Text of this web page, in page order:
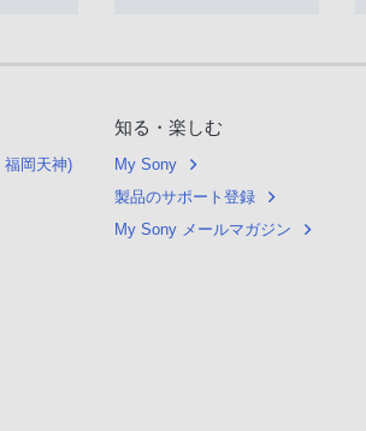
岡天神)
知る・楽しむ
My Sony
製品のサポート登録
My Sony メールマガジン